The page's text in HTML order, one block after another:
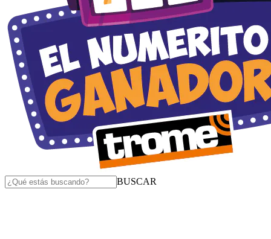
BUSCAR